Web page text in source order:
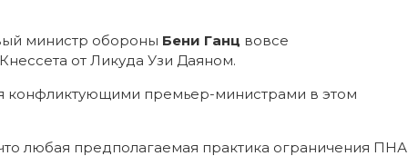
министр обороны Бени Ганц вовсе
от Ликуда Узи Даяном.
конфликтующими премьер-министрами в этом
любая предполагаемая практика ограничения ПНА